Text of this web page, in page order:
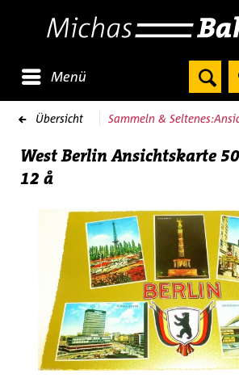
Menü
Übersicht Sammeln &
West Berlin Ansichtskarte
12 å